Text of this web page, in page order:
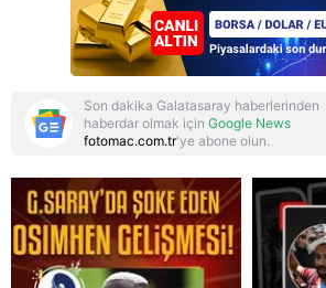
Reddet
Son dakika Galatasaray haberlerinden
haberdar olmak için Google News
fotomac.com.tr'ye abone olun.